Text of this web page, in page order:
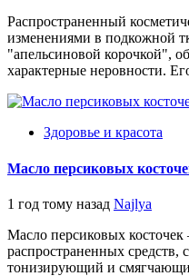
Распространенный
изменениями в подкожной
"апельсиновой корочкой",
характерные неровности.
Здоровье и красота
Масло персиковых
1 год тому назад Najlya
Масло персиковых косточек
распространенных
тонизирующий и